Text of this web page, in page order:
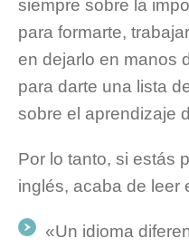
siempre sobre la
para formarte,
en dejarlo en manos
para darte una lista
sobre el aprendizaje
Por lo tanto, si estás
inglés, acaba de leer
«Un idioma